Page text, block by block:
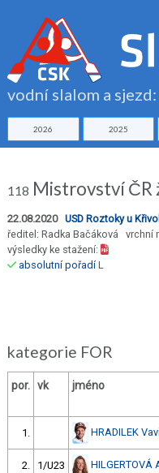
vodní slalom a
2026 2025
118 Mistrovství ČR
22.08.2020 USD Roztoky u
ředitel: Radka Bačáková vrchní
výsledky ke stažení:
absolutní pořadíL
kategorie FOR
por. vk jméno
1. HRADILEK
2. 1/U23 HILGERTOVÁ